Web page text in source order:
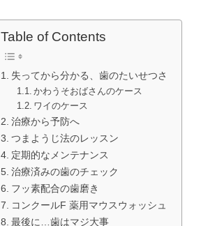
Table of Contents
失ってから分かる、歯のたいせつさ
かわうそおばさんのケース
ワイのケース
治療から予防へ
つまようじ法のレッスン
定期的なメンテナンス
治療済みの歯のチェック
フッ素配合の歯磨き
コンクールF 薬用マウスウォッシュ
最後に…歯はマジ大事